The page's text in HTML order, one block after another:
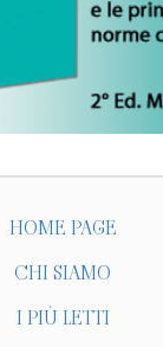
HOME PAGE
CHI SIAMO
I PIÙ LETTI